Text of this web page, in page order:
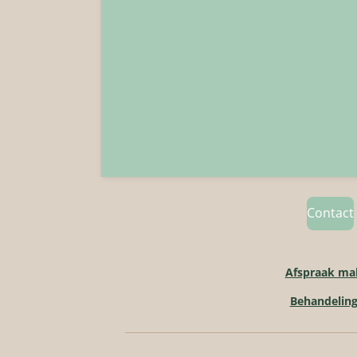
Contact
Afspraak